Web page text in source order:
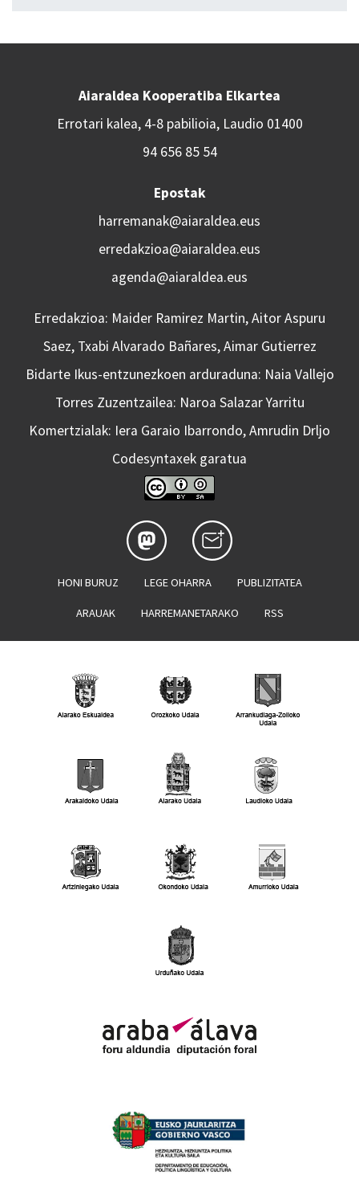
Aiaraldea Kooperatiba Elkartea
Errotari kalea, 4-8 pabilioia, Laudio 01400
94 656 85 54
Epostak
harremanak@aiaraldea.eus
erredakzioa@aiaraldea.eus
agenda@aiaraldea.eus
Erredakzioa: Maider Ramirez Martin, Aitor Aspuru
Saez, Txabi Alvarado Bañares, Aimar Gutierrez
Bidarte Ikus-entzunezkoen arduraduna: Naia Vallejo
Torres Zuzentzailea: Naroa Salazar Yarritu
Komertzialak: Iera Garaio Ibarrondo, Amrudin Drljo
Codesyntaxek garatua
HONI BURUZ LEGE OHARRA PUBLIZITATEA
ARAUAK HARREMANETARAKO RSS